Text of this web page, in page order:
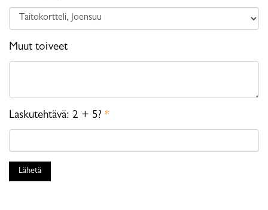
Muut toiveet
Laskutehtävä: 2 + 5? *
Lähetä